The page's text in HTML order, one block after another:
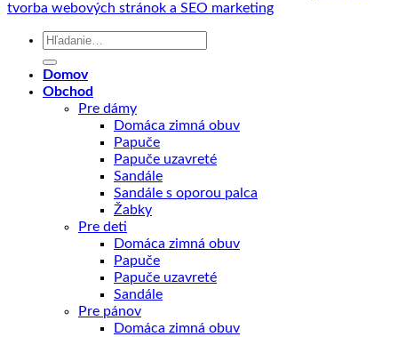
tvorba webových stránok a SEO marketing
Hľadať:
Domov
Obchod
Pre dámy
Domáca zimná obuv
Papuče
Papuče uzavreté
Sandále
Sandále s oporou palca
Žabky
Pre deti
Domáca zimná obuv
Papuče
Papuče uzavreté
Sandále
Pre pánov
Domáca zimná obuv